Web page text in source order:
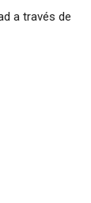
a través de